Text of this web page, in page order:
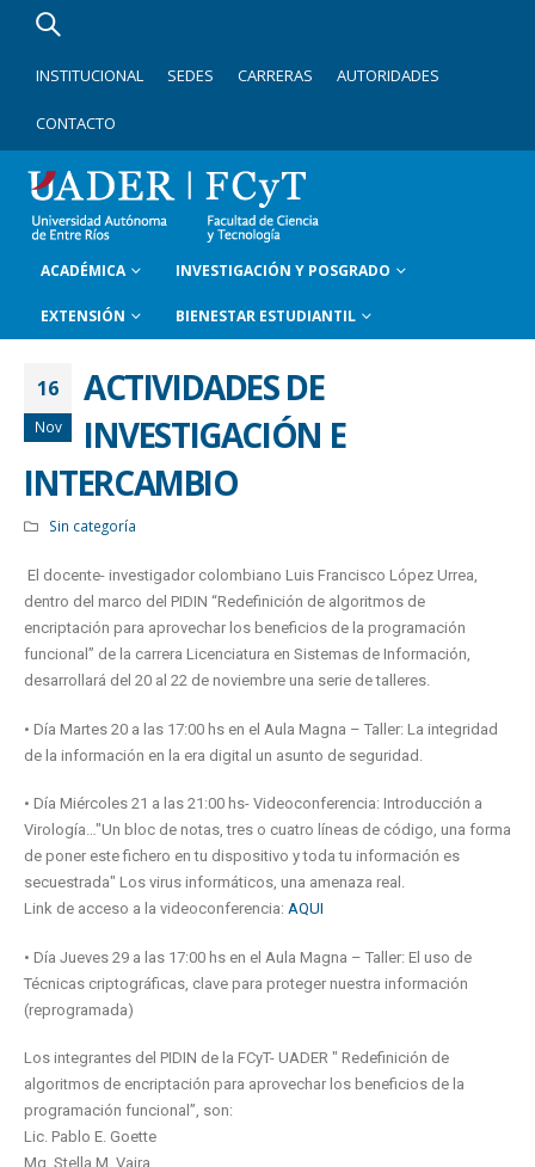
INSTITUCIONAL SEDES CARRERAS AUTORIDADES
CONTACTO
ACADÉMICA INVESTIGACIÓN Y POSGRADO
EXTENSIÓN BIENESTAR ESTUDIANTIL
16
Nov
ACTIVIDADES DE
INVESTIGACIÓN E
INTERCAMBIO
Sin categoría
El docente- investigador colombiano Luis Francisco López Urrea,
dentro del marco del PIDIN “Redefinición de algoritmos de
encriptación para aprovechar los beneficios de la programación
funcional” de la carrera Licenciatura en Sistemas de Información,
desarrollará del 20 al 22 de noviembre una serie de talleres.
• Día Martes 20 a las 17:00 hs en el Aula Magna – Taller: La integridad
de la información en la era digital un asunto de seguridad.
• Día Miércoles 21 a las 21:00 hs- Videoconferencia: Introducción a
Virología…"Un bloc de notas, tres o cuatro líneas de código, una forma
de poner este fichero en tu dispositivo y toda tu información es
secuestrada" Los virus informáticos, una amenaza real.
Link de acceso a la videoconferencia: AQUI
• Día Jueves 29 a las 17:00 hs en el Aula Magna – Taller: El uso de
Técnicas criptográficas, clave para proteger nuestra información
(reprogramada)
Los integrantes del PIDIN de la FCyT- UADER " Redefinición de
algoritmos de encriptación para aprovechar los beneficios de la
programación funcional”, son:
Lic. Pablo E. Goette
Mg. Stella M. Vaira